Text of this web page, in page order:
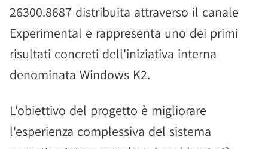
26300.8687 distribuita attraverso il canale
Experimental e rappresenta uno dei primi
risultati concreti dell'iniziativa interna
denominata Windows K2.
L'obiettivo del progetto è migliorare
l'esperienza complessiva del sistema